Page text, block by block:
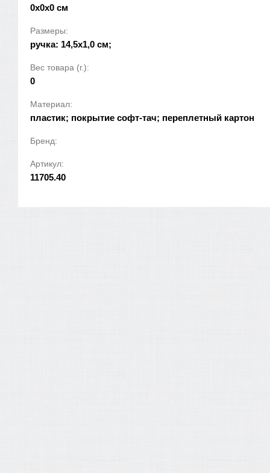
0x0x0 см
Размеры:
ручка: 14,5х1,0 см;
Вес товара (г.):
0
Материал:
пластик; покрытие софт-тач; переплетный картон
Бренд:
Артикул:
11705.40